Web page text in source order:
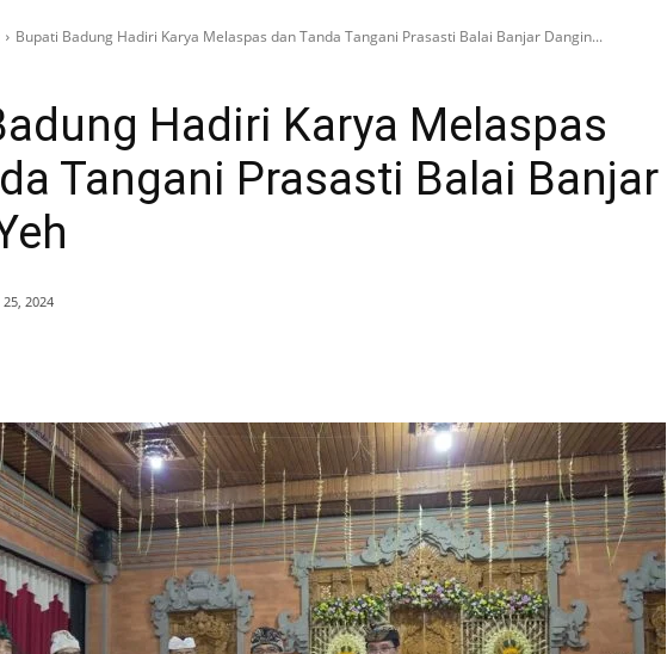
Bupati Badung Hadiri Karya Melaspas dan Tanda Tangani Prasasti Balai Banjar Dangin...
Hadiri Karya Melaspas
Tangani Prasasti Balai Banjar
25, 2024